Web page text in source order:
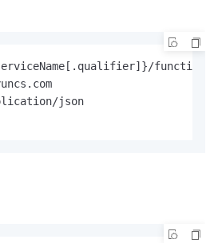
functions/
json